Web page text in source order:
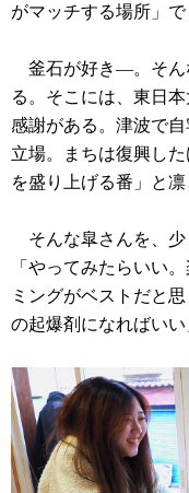
がマッチする場所」で
釜石が好き―。そん
る。そこには、東日
感謝がある。津波で
立場。まちは復興し
を盛り上げる番」と
そんな皐さんを、少
「やってみたらいい
ミングがベストだと
の起爆剤になればいい